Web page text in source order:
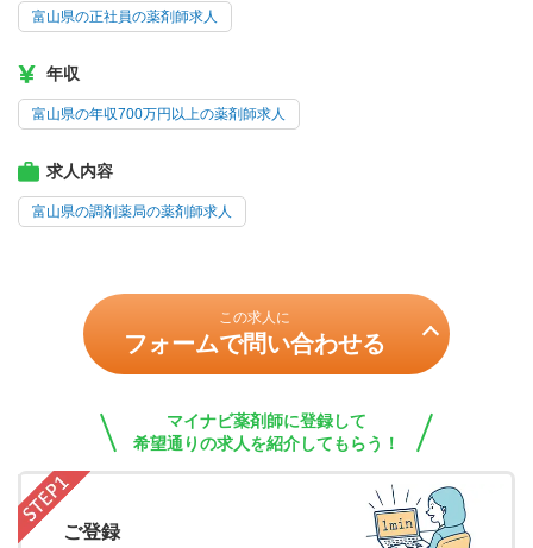
富山県の正社員の薬剤師求人
年収
富山県の年収700万円以上の薬剤師求人
求人内容
富山県の調剤薬局の薬剤師求人
この求人に
フォームで問い合わせる
マイナビ薬剤師に登録して
希望通りの求人を紹介してもらう！
ご登録